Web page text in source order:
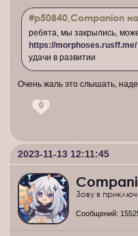
#p50840,Companion
ребята, мы закрылись,
https://morphoses.rusff.me/
удачи в развитии
Очень жаль это слышать,
0
2023-11-13 12:11:45
Зову в
Сообщений: